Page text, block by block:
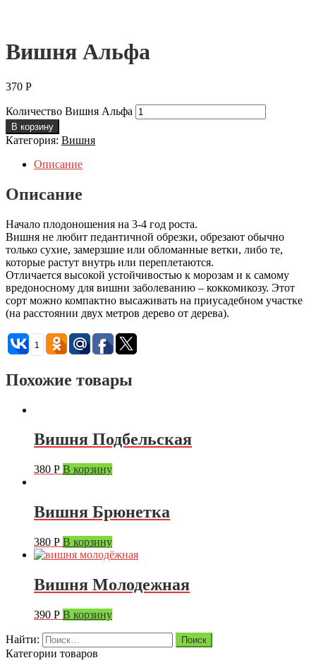
Вишня Альфа
370 Р
Количество Вишня Альфа
В корзину
Категория: Вишня
Описание
Описание
Начало плодоношения на 3-4 год роста.
Вишня не любит педантичной обрезки, обрезают обычно
только сухие, замерзшие или обломанные ветки, либо те,
которые растут внутрь или переплетаются.
Отличается высокой устойчивостью к морозам и к самому
вредоносному для вишни заболеванию – коккомикозу. Этот
сорт можно компактно высаживать на приусадебном участке
(на расстоянии двух метров дерево от дерева).
1
Похожие товары
Вишня Подбельская
380 Р В корзину
Вишня Брюнетка
380 Р В корзину
Вишня Молодежная
390 Р В корзину
Найти:
Категории товаров